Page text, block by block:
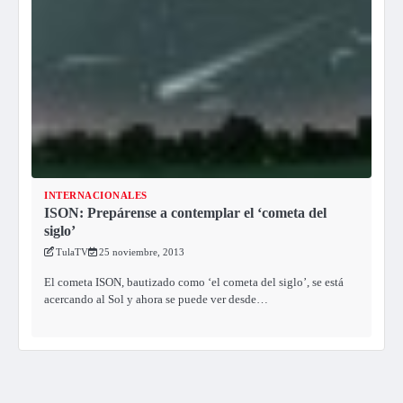
INTERNACIONALES
ISON: Prepárense a contemplar el ‘cometa del
siglo’
TulaTV 25 noviembre, 2013
El cometa ISON, bautizado como ‘el cometa del siglo’, se está
acercando al Sol y ahora se puede ver desde…